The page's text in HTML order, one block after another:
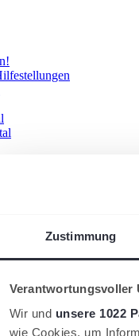
Zustimmung
Verantwortungsvoller
Wir und unsere 1022
wie Cookies, um
Gewalt
Schiedsrichterwesen